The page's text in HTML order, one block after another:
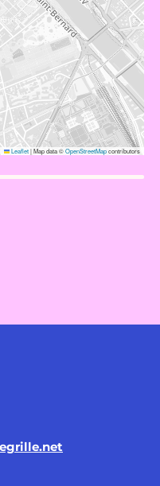
Leaflet|Map data ©OpenStreetMapcontributors